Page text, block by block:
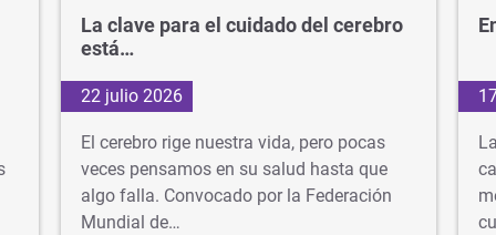
La clave para el cuidado del cerebro
está…
22 julio 2026
El cerebro rige nuestra vida, pero pocas
veces pensamos en su salud hasta que
algo falla. Convocado por la Federación
Mundial de…